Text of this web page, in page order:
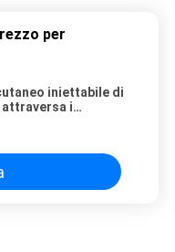
per
iniettabile di
attraversa i